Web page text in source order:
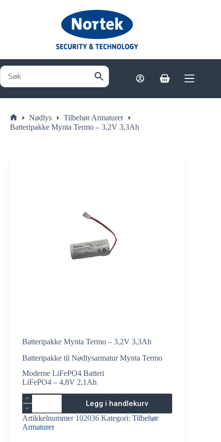
Handlekurv
Hjem
Nødlys
Tilbehør Armaturer
Batteripakke Mynta Termo – 3,2V 3,3Ah
Batteripakke Mynta Termo – 3,2V 3,3Ah
Batteripakke til Nødlysarmatur Mynta Termo
Moderne LiFePO4 Batteri
LiFePO4 – 4,8V 2,1Ah
Batteripakke
Mynta
Termo
-
3,2V
Legg i handlekurv
Artikkelnummer 102036 Kategori: Tilbehør
Armaturer